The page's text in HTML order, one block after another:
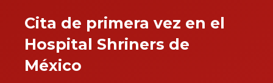
Cita de primera vez en el
Hospital Shriners de
México